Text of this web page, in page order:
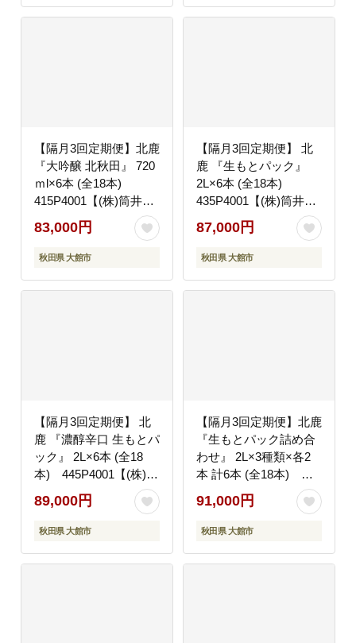
【隔月3回定期便】北鹿
『大吟醸 北秋田』 720
ｍl×6本 (全18本)
415P4001【(株)筒井商
83,000円
秋田県 大館市
【隔月3回定期便】 北
鹿 『生もとパック』
2L×6本 (全18本)
435P4001【(株)筒井商
87,000円
秋田県 大館市
【隔月3回定期便】 北
鹿 『濃醇辛口 生もとパ
ック』 2L×6本 (全18
本) 445P4001【(株)筒
井商店】
89,000円
秋田県 大館市
【隔月3回定期便】北鹿
『生もとパック詰め合
わせ』 2L×3種類×各2
本 計6本 (全18本)
455P4001【(株)筒井商
店】
91,000円
秋田県 大館市